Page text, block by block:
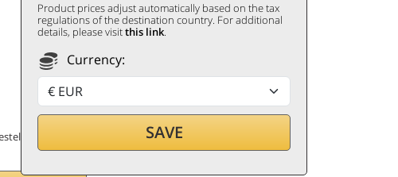
Product prices adjust automatically based on the tax
regulations of the destination country. For additional
details, please visitthis link.
Currency:
SAVE